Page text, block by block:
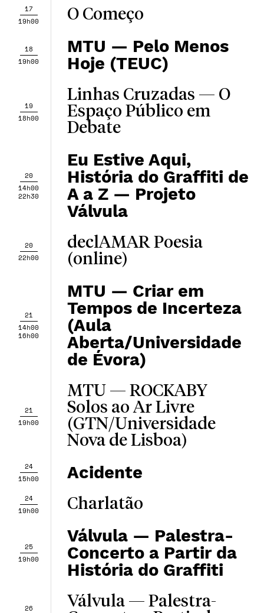
17
19h00
O Começo
18
19h00
MTU — Pelo Menos
Hoje (TEUC)
19
18h00
Linhas Cruzadas — O
Espaço Público em
Debate
20
14h00
22h30
Eu Estive Aqui,
História do Graffiti de
A a Z — Projeto
Válvula
20
22h00
declAMAR Poesia
(online)
21
14h00
16h00
MTU — Criar em
Tempos de Incerteza
(Aula
Aberta/Universidade
de Évora)
21
19h00
MTU — ROCKABY
Solos ao Ar Livre
(GTN/Universidade
Nova de Lisboa)
24
15h00
Acidente
24
19h00
Charlatão
25
19h00
Válvula — Palestra-
Concerto a Partir da
História do Graffiti
26
Válvula — Palestra-